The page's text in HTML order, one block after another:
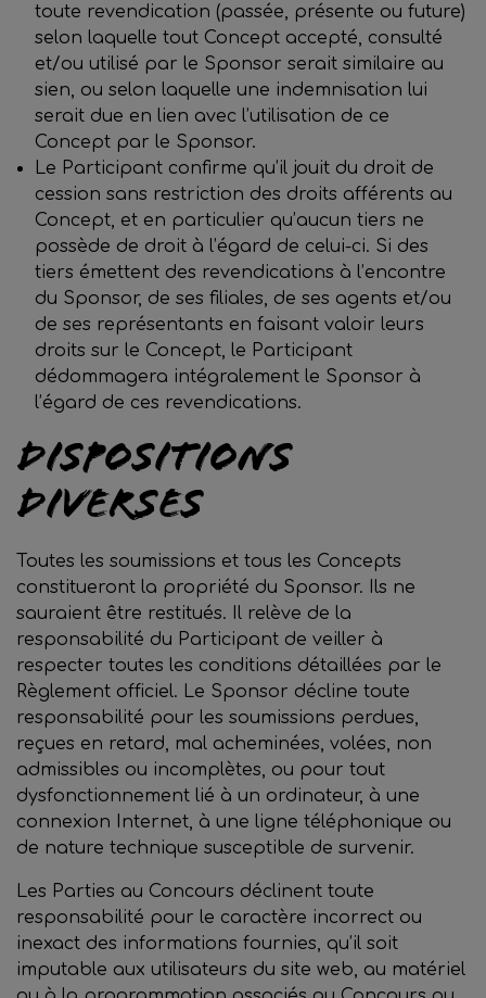
toute revendication (passée, présente ou future)
selon laquelle tout Concept accepté, consulté
et/ou utilisé par le Sponsor serait similaire au
sien, ou selon laquelle une indemnisation lui
serait due en lien avec l’utilisation de ce
Concept par le Sponsor.
Le Participant confirme qu’il jouit du droit de
cession sans restriction des droits afférents au
Concept, et en particulier qu’aucun tiers ne
possède de droit à l’égard de celui-ci. Si des
tiers émettent des revendications à l’encontre
du Sponsor, de ses filiales, de ses agents et/ou
de ses représentants en faisant valoir leurs
droits sur le Concept, le Participant
dédommagera intégralement le Sponsor à
l’égard de ces revendications.
Dispositions
diverses
Toutes les soumissions et tous les Concepts
constitueront la propriété du Sponsor. Ils ne
sauraient être restitués. Il relève de la
responsabilité du Participant de veiller à
respecter toutes les conditions détaillées par le
Règlement officiel. Le Sponsor décline toute
responsabilité pour les soumissions perdues,
reçues en retard, mal acheminées, volées, non
admissibles ou incomplètes, ou pour tout
dysfonctionnement lié à un ordinateur, à une
connexion Internet, à une ligne téléphonique ou
de nature technique susceptible de survenir.
Les Parties au Concours déclinent toute
responsabilité pour le caractère incorrect ou
inexact des informations fournies, qu’il soit
imputable aux utilisateurs du site web, au matériel